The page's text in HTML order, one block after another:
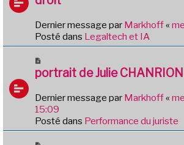
g
e
v
a
u
s
a
g
e
Dernier message par Markhoff«
Posté dans Legaltech et IA
o
v
e
a
u
portrait de Julie CHANRION
Dernier message par Markhoff«
15:09
Posté dans Performance du juriste